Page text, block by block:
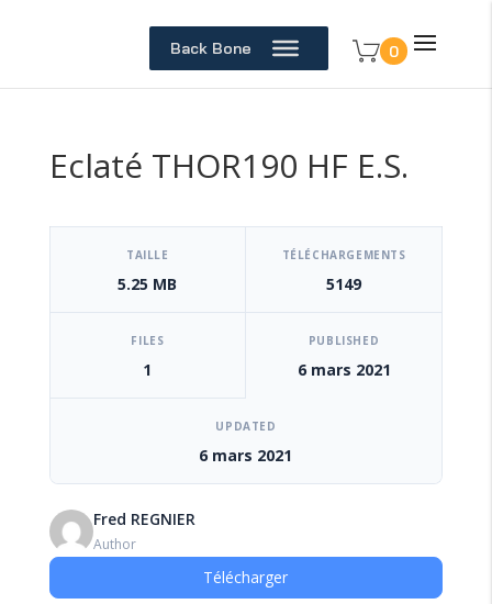
Back Bone 0
Eclaté THOR190 HF E.S.
[video_player_1200x800]
TAILLE
5.25 MB
TÉLÉCHARGEMENTS
5149
FILES
1
PUBLISHED
6 mars 2021
UPDATED
6 mars 2021
Fred REGNIER
Author
Télécharger